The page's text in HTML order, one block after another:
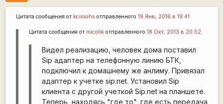
Цитата сообщения от kciroohs отправленного 19 Янв, 2016 в 19:41
Цитата сообщения от micolikотправленного 18 Окт, 2013 в 20:52
Видел реализацию, человек дома поставил
Sip адаптер на телефонную линию БТК,
подключил к домашнему же анлиму. Привязал
адаптер к учетке sip.net. Установил Sip
клиента с другой учеткой Sip.net на планшете.
Теперь, находясь "где то", где есть передача